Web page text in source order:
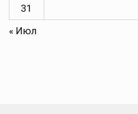
31
« Июл